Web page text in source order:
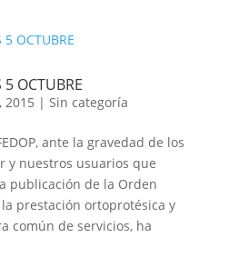
5 OCTUBRE
2015 | Sin categoría
ante la gravedad de los
y nuestros usuarios que
publicación de la Orden
prestación ortoprotésica y
común de servicios, ha